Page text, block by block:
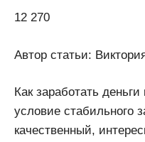
12 270
Автор статьи:
Как заработать
условие стабильного
качественный,